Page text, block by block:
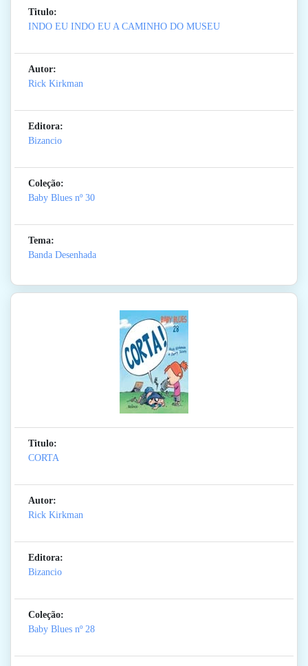
Titulo:
INDO EU INDO EU A CAMINHO DO MUSEU
Autor:
Rick Kirkman
Editora:
Bizancio
Coleção:
Baby Blues nº 30
Tema:
Banda Desenhada
Titulo:
CORTA
Autor:
Rick Kirkman
Editora:
Bizancio
Coleção:
Baby Blues nº 28